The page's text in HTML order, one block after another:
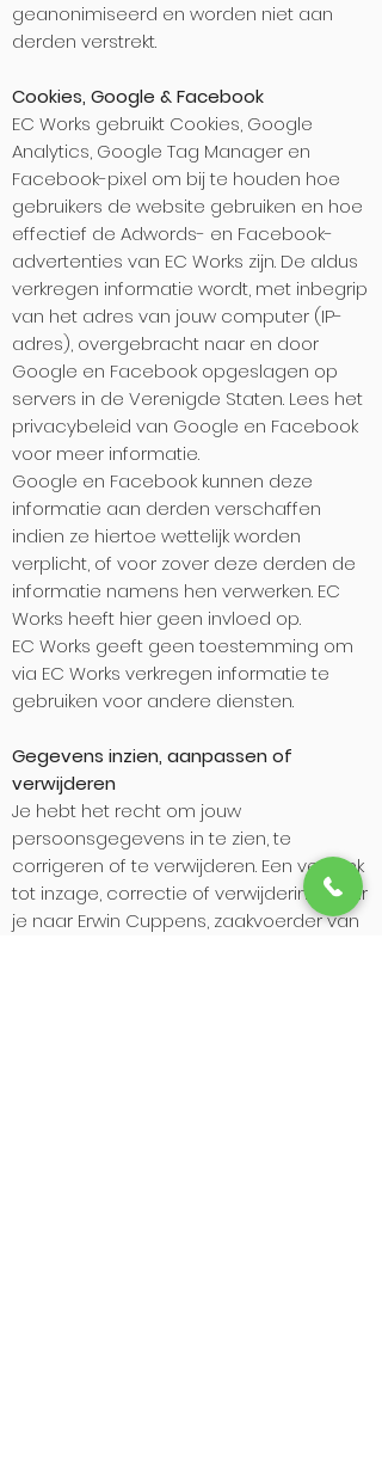
geanonimiseerd en worden niet aan
derden verstrekt.
Cookies, Google & Facebook
EC Works gebruikt Cookies, Google
Analytics, Google Tag Manager en
Facebook-pixel om bij te houden hoe
gebruikers de website gebruiken en hoe
effectief de Adwords- en Facebook-
advertenties van EC Works zijn. De aldus
verkregen informatie wordt, met inbegrip
van het adres van jouw computer (IP-
adres), overgebracht naar en door
Google en Facebook opgeslagen op
servers in de Verenigde Staten. Lees het
privacybeleid van Google en Facebook
voor meer informatie.
​Google en Facebook kunnen deze
informatie aan derden verschaffen
indien ze hiertoe wettelijk worden
verplicht, of voor zover deze derden de
informatie namens hen verwerken. EC
Works heeft hier geen invloed op.
​EC Works geeft geen toestemming om
via EC Works verkregen informatie te
gebruiken voor andere diensten.
Gegevens inzien, aanpassen of
verwijderen
Je hebt het recht om jouw
persoonsgegevens in te zien, te
corrigeren of te verwijderen. Een verzoek
tot inzage, correctie of verwijdering stuur
je naar Erwin Cuppens, zaakvoerder van